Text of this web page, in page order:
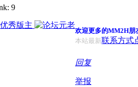
欢迎更多的MM2H朋
本站最新联系方式
回复
举报